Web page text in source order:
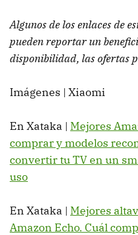
Algunos de los enlaces de
pueden reportar un
disponibilidad, las ofertas
Imágenes | Xiaomi
En Xataka | Mejores
comprar y modelos
convertir tu TV en un
uso
En Xataka | Mejores
Amazon Echo. Cuál